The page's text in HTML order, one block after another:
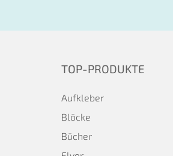
TOP-PRODUKTE
Aufkleber
Blöcke
Bücher